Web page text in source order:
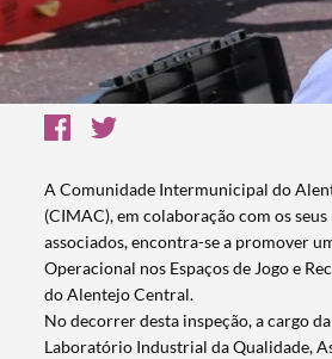
A Comunidade Intermunicipal do
(CIMAC), em colaboração com os
associados, encontra-se a promover
Operacional nos Espaços de Jogo e
do Alentejo Central.
No decorrer desta inspeção, a cargo
Laboratório Industrial da Qualidade,